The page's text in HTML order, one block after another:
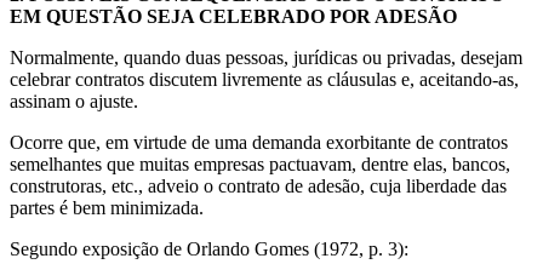
EM QUESTÃO SEJA CELEBRADO POR ADESÃO
Normalmente, quando duas pessoas, jurídicas ou privadas, desejam
celebrar contratos discutem livremente as cláusulas e, aceitando-as,
assinam o ajuste.
Ocorre que, em virtude de uma demanda exorbitante de contratos
semelhantes que muitas empresas pactuavam, dentre elas, bancos,
construtoras, etc., adveio o contrato de adesão, cuja liberdade das
partes é bem minimizada.
Segundo exposição de Orlando Gomes (1972, p. 3):